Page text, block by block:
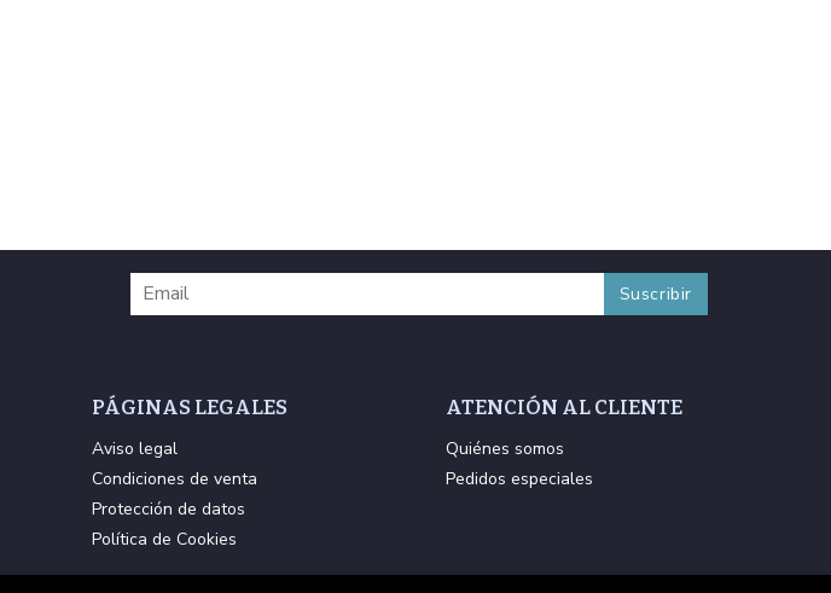
PÁGINAS LEGALES
Aviso legal
Condiciones de venta
Protección de datos
Política de Cookies
ATENCIÓN AL CLIENTE
Quiénes somos
Pedidos especiales